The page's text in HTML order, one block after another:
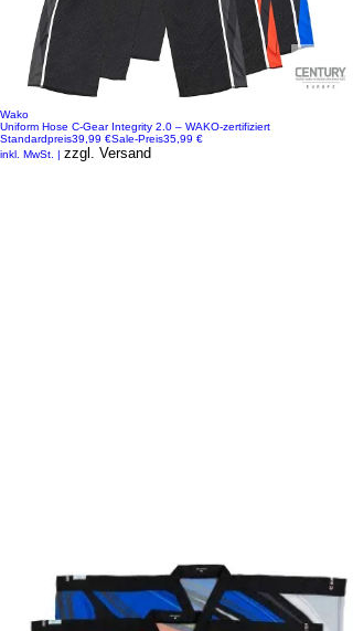
Wako
Uniform Hose C-Gear Integrity 2.0 – WAKO-zertifiziert
Standardpreis39,99 €Sale-Preis35,99 €
inkl. MwSt. | zzgl. Versand